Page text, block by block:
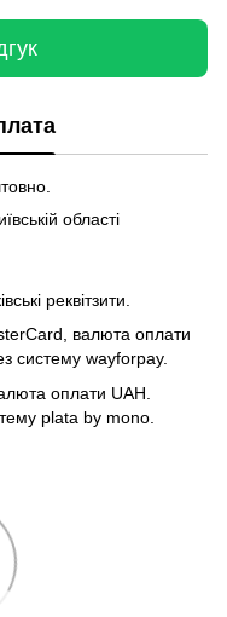
області
реквітзити.
валюта оплати
систему wayforpay.
оплати UAH.
plata by mono.